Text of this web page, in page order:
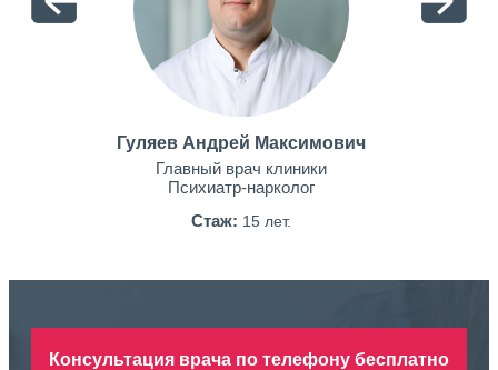
Гуляев Андрей Максимович
Главный врач клиники
Психиатр-нарколог
Стаж: 15 лет.
Консультация врача по телефону бесплатно